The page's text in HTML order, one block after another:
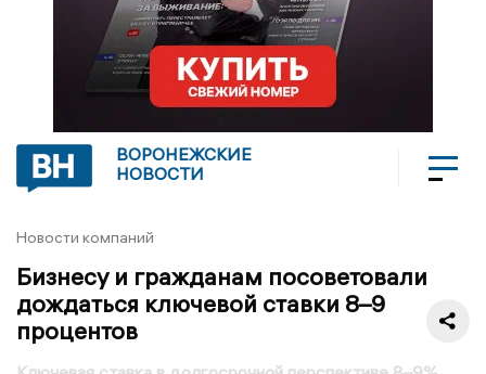
ВОРОНЕЖСКИЕ
НОВОСТИ
Новости компаний
Бизнесу и гражданам посоветовали
дождаться ключевой ставки 8–9
процентов